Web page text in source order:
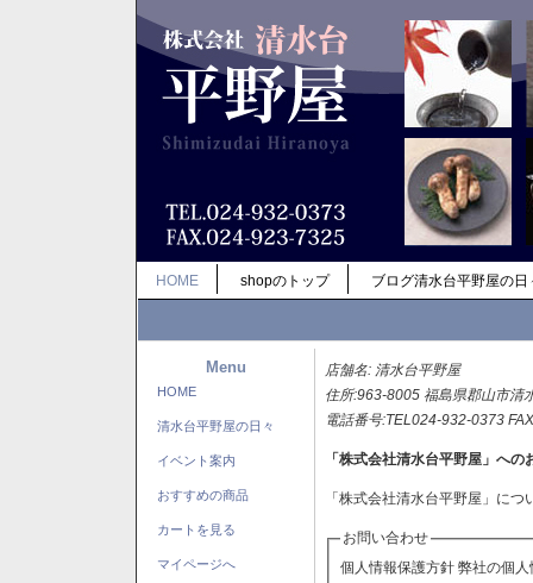
HOME shopのトップ ブログ清水台平野屋の日
Menu
HOME
清水台平野屋の日々
イベント案内
おすすめの商品
カートを見る
マイページへ
店舗名: 清水台平野屋
住所:963-8005 福島県郡山市清
電話番号:TEL024-932-0373
「株式会社清水台平野屋」への
「株式会社清水台平野屋」に
お問い合わせ
個人情報保護方針 弊社の個人情報保護方針に同意される場合はチェックボックスをクリックしてくださ